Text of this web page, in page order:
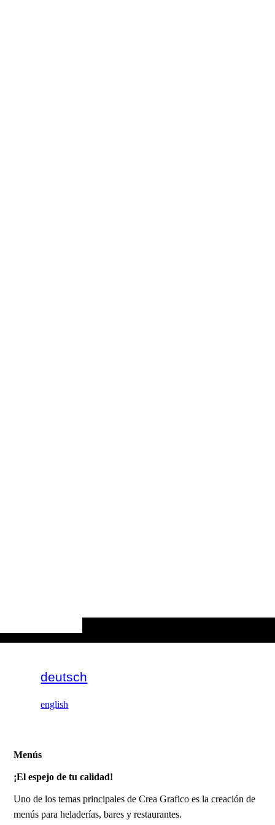
deutsch
english
Menús
¡El espejo de tu calidad!
Uno de los temas principales de Crea Grafico es la creación de
menús para heladerías, bares y restaurantes.